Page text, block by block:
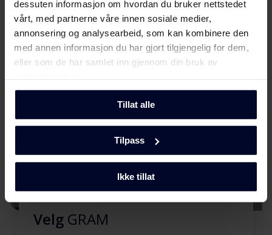
dessuten informasjon om hvordan du bruker nettstedet
vårt, med partnerne våre innen sosiale medier,
annonsering og analysearbeid, som kan kombinere den
med annen informasjon du har gjort tilgjengelig for dem,
eller som de har samlet inn gjennom din bruk av
Tillat alle
Tilpass
Ikke tillat
Velg GRAM